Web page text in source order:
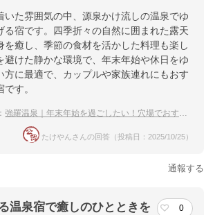
から電車・ケーブルカーで公園上駅下車徒歩
路箱根口ＩＣから国道1号線経由約２５分
提供：楽天トラベル
楽天トラベルで
いた雰囲気の中、源泉かけ流しの温泉でゆ
る宿です。四季折々の自然に囲まれた露天
を癒し、季節の食材を活かした料理も楽し
避けた静かな環境で、年末年始や休日をゆ
方に最適で、カップルや家族連れにもおす
す。
強羅温泉｜年末年始を過ごしたい！穴場でおすすめの宿は？
たけやんさんの回答（投稿日：2025/10/25）
通報する
温泉宿で癒しのひとときを 0